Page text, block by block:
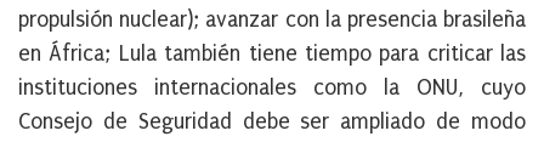
propulsión nuclear); avanzar con la presencia brasileña
en África; Lula también tiene tiempo para criticar las
instituciones internacionales como la ONU, cuyo
Consejo de Seguridad debe ser ampliado de modo